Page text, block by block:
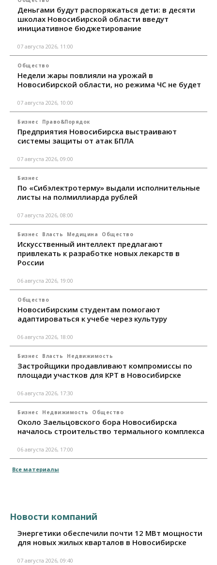
Деньгами будут распоряжаться дети: в десяти
школах Новосибирской области введут
инициативное бюджетирование
07 августа 2026, 11:00
Общество
Недели жары повлияли на урожай в
Новосибирской области, но режима ЧС не будет
07 августа 2026, 10:00
Бизнес Право&Порядок
Предприятия Новосибирска выстраивают
системы защиты от атак БПЛА
07 августа 2026, 09:00
Бизнес
По «Сибэлектротерму» выдали исполнительные
листы на полмиллиарда рублей
07 августа 2026, 08:00
Бизнес Власть Медицина Общество
Искусственный интеллект предлагают
привлекать к разработке новых лекарств в
России
06 августа 2026, 19:00
Общество
Новосибирским студентам помогают
адаптироваться к учебе через культуру
06 августа 2026, 18:00
Бизнес Власть Недвижимость
Застройщики продавливают компромиссы по
площади участков для КРТ в Новосибирске
06 августа 2026, 17:30
Бизнес Недвижимость Общество
Около Заельцовского бора Новосибирска
началось строительство термального комплекса
06 августа 2026, 17:00
Все материалы
Новости компаний
Энергетики обеспечили почти 12 МВт мощности
для новых жилых кварталов в Новосибирске
07 августа 2026, 09:40